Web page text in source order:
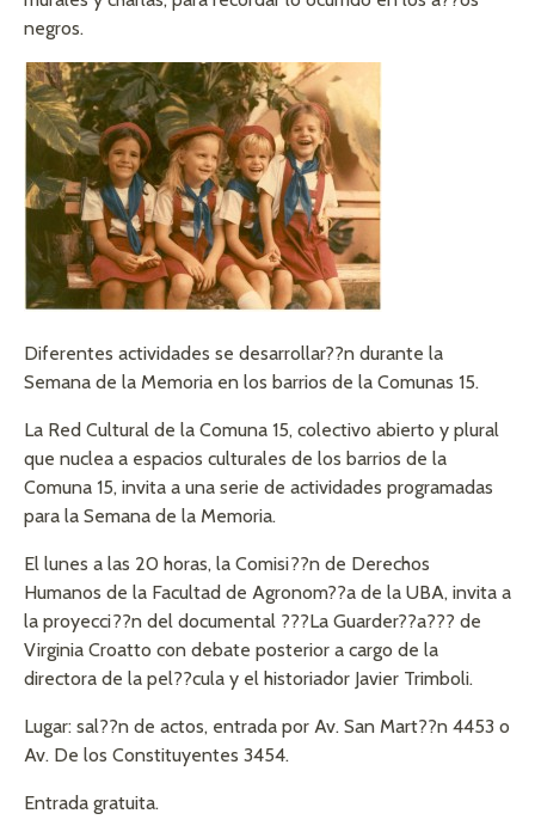
negros.
Diferentes actividades se desarrollar??n durante la
Semana de la Memoria en los barrios de la Comunas 15.
La Red Cultural de la Comuna 15, colectivo abierto y plural
que nuclea a espacios culturales de los barrios de la
Comuna 15, invita a una serie de actividades programadas
para la Semana de la Memoria.
El lunes a las 20 horas, la Comisi??n de Derechos
Humanos de la Facultad de Agronom??a de la UBA, invita a
la proyecci??n del documental ???La Guarder??a??? de
Virginia Croatto con debate posterior a cargo de la
directora de la pel??cula y el historiador Javier Trimboli.
Lugar: sal??n de actos, entrada por Av. San Mart??n 4453 o
Av. De los Constituyentes 3454.
Entrada gratuita.